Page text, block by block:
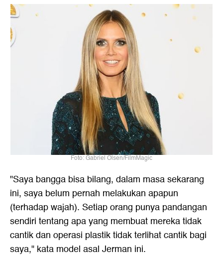
Foto: Gabriel Olsen/FilmMagic
"Saya bangga bisa bilang, dalam masa sekarang
ini, saya belum pernah melakukan apapun
(terhadap wajah). Setiap orang punya pandangan
sendiri tentang apa yang membuat mereka tidak
cantik dan operasi plastik tidak terlihat cantik bagi
saya," kata model asal Jerman ini.